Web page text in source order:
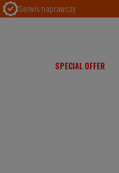
Serwis naprawczy
SPECIAL OFFER